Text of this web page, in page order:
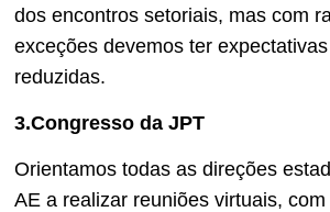
dos encontros setoriais, mas com
exceções devemos ter expectativas
reduzidas.
3.Congresso da JPT
Orientamos todas as direções
AE a realizar reuniões virtuais, com